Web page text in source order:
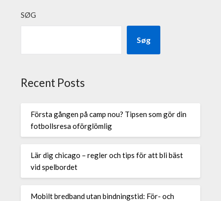
SØG
Søg
Recent Posts
Första gången på camp nou? Tipsen som gör din
fotbollsresa oförglömlig
Lär dig chicago – regler och tips för att bli bäst
vid spelbordet
Mobilt bredband utan bindningstid: För- och